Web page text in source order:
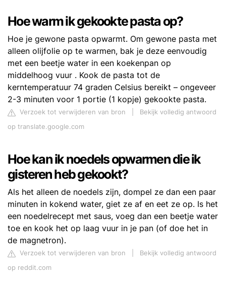
Hoe warm ik gekookte pasta op?
Hoe je gewone pasta opwarmt. Om gewone pasta met
alleen olijfolie op te warmen, bak je deze eenvoudig
met een beetje water in een koekenpan op
middelhoog vuur . Kook de pasta tot de
kerntemperatuur 74 graden Celsius bereikt – ongeveer
2-3 minuten voor 1 portie (1 kopje) gekookte pasta.
Verzoek tot verwijderen van bron
Bekijk volledig antwoord
op translate.google.com
Hoe kan ik noedels opwarmen die ik
gisteren heb gekookt?
Als het alleen de noedels zijn, dompel ze dan een paar
minuten in kokend water, giet ze af en eet ze op. Is het
een noedelrecept met saus, voeg dan een beetje water
toe en kook het op laag vuur in je pan (of doe het in
de magnetron).
Verzoek tot verwijderen van bron
Bekijk volledig antwoord
op reddit.com